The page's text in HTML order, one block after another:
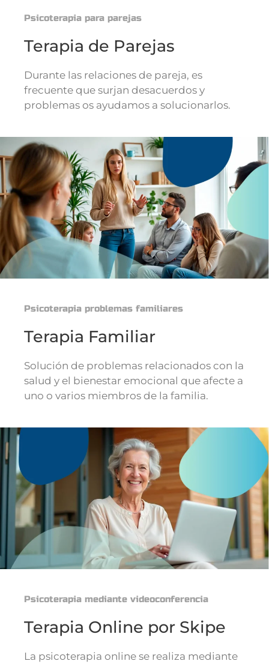
Psicoterapia para parejas
Terapia de Parejas
Durante las relaciones de pareja, es
frecuente que surjan desacuerdos y
problemas os ayudamos a solucionarlos.
Psicoterapia problemas familiares
Terapia Familiar
Solución de problemas relacionados con la
salud y el bienestar emocional que afecte a
uno o varios miembros de la familia.
Psicoterapia mediante videoconferencia
Terapia Online por Skipe
La psicoterapia online se realiza mediante